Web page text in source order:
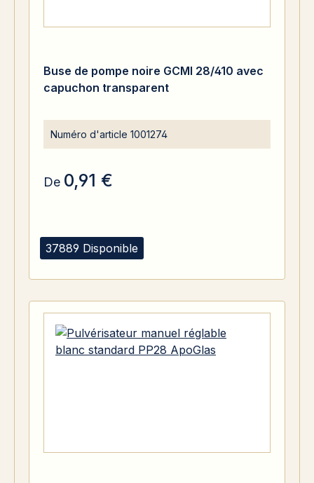
37889 Disponible
Buse de pompe noire GCMI 28/410 avec
capuchon transparent
Numéro d'article 1001274
De 0,91 €